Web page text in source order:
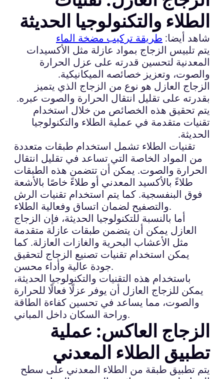
الطلاء والتكنولوجيا الحديثة
شاهد أيضا: طريقة تركيب مضخة الماء
يتم تلبيس الزجاج بمواد عازلة مثل الأكسيدات
المعدنية لتحسين قدرته على عزل الحرارة
والصوت، وتعزيز خصائصه الميكانيكية.
الزجاج العازل هو نوع من الزجاج الذي يتميز
بقدرته على تقليل انتقال الحرارة والصوت عبره.
يتم تحقيق هذه الخصائص من خلال استخدام
تقنيات متقدمة في عملية الطلاء والتكنولوجيا
الحديثة.
تقنيات الطلاء تشمل استخدام طبقات متعددة
من المواد الخاصة التي تساعد في تقليل انتقال
الحرارة والصوت. يمكن أن تتضمن هذه الطبقات
طلاءً بالأكسيد المعدني أو طلاءً خاصًا بالأشعة
فوق البنفسجية. كما يتم استخدام تقنيات الرش
والتصفيح لضمان اتساق وفعالية الطلاء.
أما بالنسبة للتكنولوجيا الحديثة، فإن الزجاج
العازل يمكن أن يتضمن طبقات عازلة متقدمة
مثل الأعشاب البحرية والغازات العازلة. كما
يمكن استخدام تقنيات تصنيع الزجاج لتحقيق
جودة عالية وأداء محسن.
باستخدام هذه التقنيات والتكنولوجيا الحديثة،
يمكن للزجاج العازل أن يوفر عزلًا فعالًا للحرارة
والصوت، مما يساعد في تحسين كفاءة الطاقة
وراحة السكان داخل المباني.
الزجاج العاكس: عملية
تطبيق الطلاء المعدني
يتم تطبيق طبقة من الطلاء المعدني على سطح